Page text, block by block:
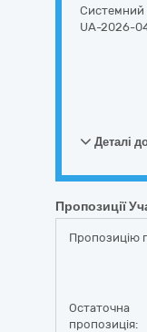
Системний
UA-2026-
Деталі
Пропозиції
Пропозицію
Остаточна
пропозиція: